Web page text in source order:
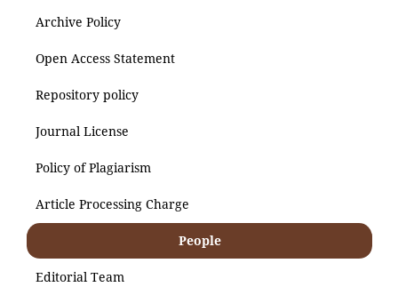
Archive Policy
Open Access Statement
Repository policy
Journal License
Policy of Plagiarism
Article Processing Charge
People
Editorial Team